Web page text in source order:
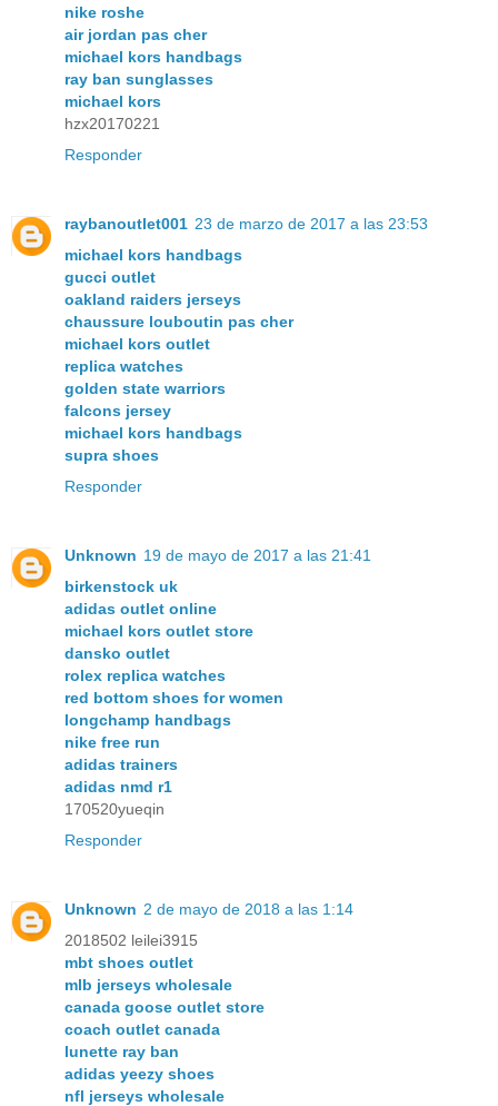
nike roshe
air jordan pas cher
michael kors handbags
ray ban sunglasses
michael kors
hzx20170221
Responder
raybanoutlet001 23 de marzo de 2017 a las 23:53
michael kors handbags
gucci outlet
oakland raiders jerseys
chaussure louboutin pas cher
michael kors outlet
replica watches
golden state warriors
falcons jersey
michael kors handbags
supra shoes
Responder
Unknown 19 de mayo de 2017 a las 21:41
birkenstock uk
adidas outlet online
michael kors outlet store
dansko outlet
rolex replica watches
red bottom shoes for women
longchamp handbags
nike free run
adidas trainers
adidas nmd r1
170520yueqin
Responder
Unknown 2 de mayo de 2018 a las 1:14
2018502 leilei3915
mbt shoes outlet
mlb jerseys wholesale
canada goose outlet store
coach outlet canada
lunette ray ban
adidas yeezy shoes
nfl jerseys wholesale